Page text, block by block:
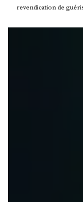
revendication de